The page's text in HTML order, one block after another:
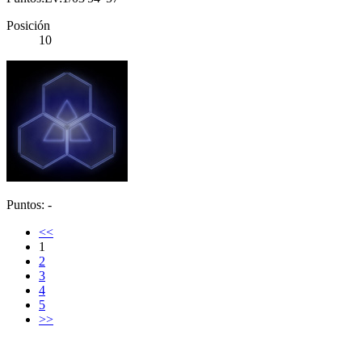
Posición
10
Puntos: -
<<
1
2
3
4
5
>>